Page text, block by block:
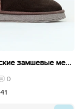
Угги женские замшевые мех 596296
0
41